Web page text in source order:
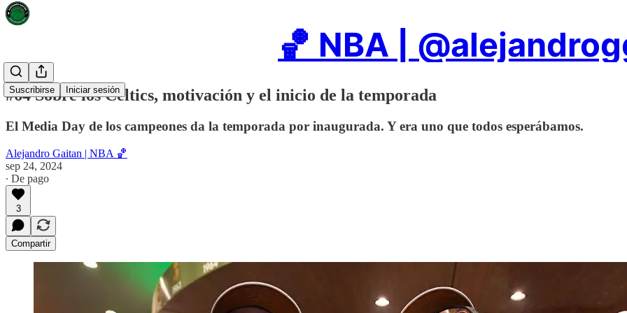
🏀 NBA |
Suscribirse Iniciar sesión
#64 Sobre los Celtics, motivación y el inicio de la temporada
El Media Day de los campeones da la temporada por inaugurada. Y era uno que todos esperábamos.
Alejandro Gaitan | NBA 🏀
sep 24, 2024
∙ De pago
3
Compartir